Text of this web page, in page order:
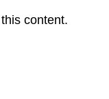
content.